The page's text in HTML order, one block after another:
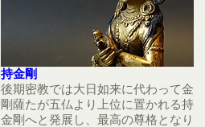
持金剛
後期密教では大日如来に代わって金
剛薩たが五仏より上位に置かれる持
金剛へと発展し、最高の尊格となり